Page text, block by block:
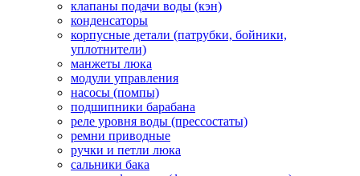
клапаны подачи воды (кэн)
конденсаторы
корпусные детали (патрубки, бойники,
уплотнители)
манжеты люка
модули управления
насосы (помпы)
подшипники барабана
реле уровня воды (прессостаты)
ремни приводные
ручки и петли люка
сальники бака